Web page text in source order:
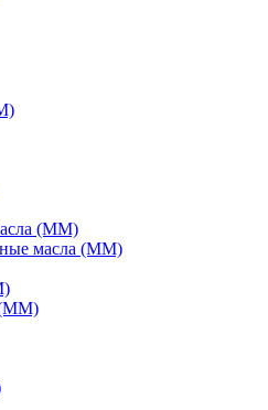
(ММ)
масла (ММ)
(ММ)